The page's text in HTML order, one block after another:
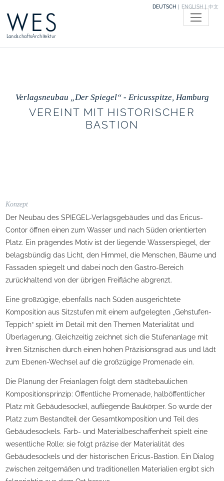
DEUTSCH ENGLISH 中文
WES
LandschaftsArchitektur
Verlagsneubau „Der Spiegel“ - Ericusspitze, Hamburg
VEREINT MIT HISTORISCHER
BASTION
Konzept
Der Neubau des SPIEGEL-Verlagsgebäudes und das Ericus-
Contor öffnen einen zum Wasser und nach Süden orientierten
Platz. Ein prägendes Motiv ist der liegende Wasserspiegel, der
belagsbündig das Licht, den Himmel, die Menschen, Bäume und
Fassaden spiegelt und dabei noch den Gastro-Bereich
zurückhaltend von der übrigen Freifläche abgrenzt.
Eine großzügige, ebenfalls nach Süden ausgerichtete
Komposition aus Sitzstufen mit einem aufgelegten „Gehstufen-
Teppich“ spielt im Detail mit den Themen Materialität und
Überlagerung. Gleichzeitig zeichnet sich die Stufenanlage mit
ihren Sitznischen durch einen hohen Präzisionsgrad aus und lädt
zum Ebenen-Wechsel auf die großzügige Promenade ein.
Die Planung der Freianlagen folgt dem städtebaulichen
Kompositionsprinzip: Öffentliche Promenade, halböffentlicher
Platz mit Gebäudesockel, aufliegende Baukörper. So wurde der
Platz zum Bestandteil der Gesamtkomposition und Teil des
Gebäudesockels. Farb- und Materialbeschaffenheit spielt eine
wesentliche Rolle; sie folgt präzise der Materialität des
Gebäudesockels und der historischen Ericus-Bastion. Ein Dialog
zwischen zeitgemäßen und traditionellen Materialien ergibt sich